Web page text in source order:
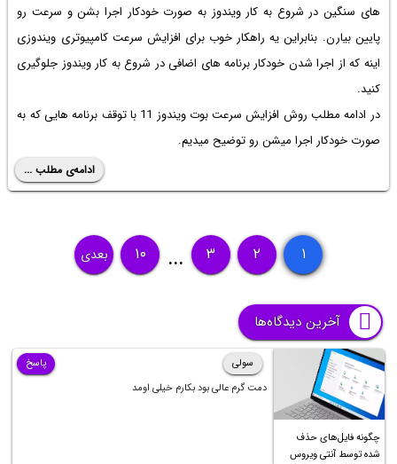
های سنگین در شروع به کار ویندوز به صورت خودکار اجرا بشن و سرعت رو
پایین بیارن. بنابراین یه راهکار خوب برای افزایش سرعت کامپیوتری ویندوزی
اینه که از اجرا شدن خودکار برنامه های اضافی در شروع به کار ویندوز جلوگیری
کنید.
در ادامه مطلب روش افزایش سرعت بوت ویندوز 11
با توقف برنامه هایی که به
صورت خودکار اجرا میشن رو توضیح میدیم.
ادامه‌ی مطلب ...
۱ ۲ ۳ ... ۱۰ بعدی
آخرین دیدگاه‌ها
چگونه فایل‌های حذف
شده توسط آنتی ویروس
سولی
دمت گرم عالی بود بکارم خیلی اومد
پاسخ